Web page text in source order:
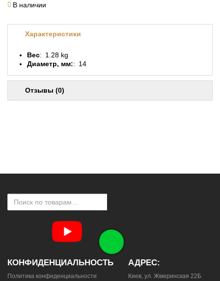
В наличии
Характеристики
Вес
1.28 kg
Диаметр, мм:
14
Отзывы (0)
КОНФИДЕНЦИАЛЬНОСТЬ
Политика конфиденциальности
АДРЕС:
Киев, ул. Жмеринская 22Б